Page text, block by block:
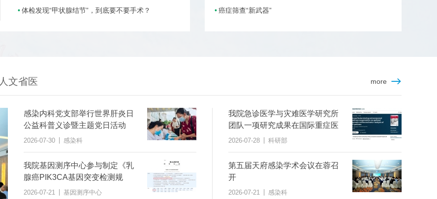
体检发现“甲状腺结节”，到底要不要手术？ 癌症筛查“新武器”
人文省医 more
感染内科党支部举行世界肝炎日
公益科普义诊暨主题党日活动
2026-07-30 感染科
我院急诊医学与灾难医学研究所
团队一项研究成果在国际重症医
学权威医学期刊上发表
2026-07-28 科研部
我院基因测序中心参与制定《乳
腺癌PIK3CA基因突变检测规
范》团体标准
2026-07-21 基因测序中心
第五届天府感染学术会议在蓉召
开
2026-07-21 感染科